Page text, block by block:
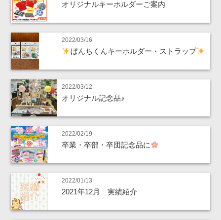
オリジナルキーホルダーご案内
2022/03/16
ぼんちくんキーホルダー・ストラップ
2022/03/12
オリジナル記念品♪
2022/02/19
卒業・卒部・卒団記念品に
2022/01/13
2021年12月 実績紹介